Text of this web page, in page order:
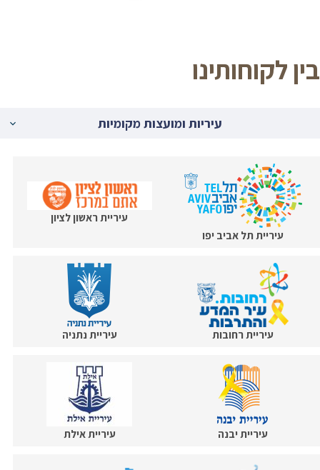
בין לקוחותינו
עיריות ומועצות מקומיות
עיריית תל אביב יפו
עיריית ראשון לציון
עיריית רחובות עיריית נתניה
עיריית יבנה עיריית אילת